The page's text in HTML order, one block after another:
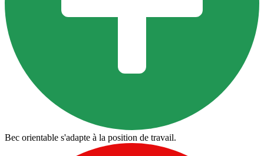
Bec orientable s'adapte à la position de travail.